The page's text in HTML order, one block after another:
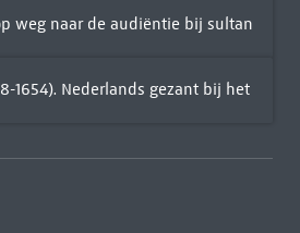
weg naar de audiëntie bij sultan
1654). Nederlands gezant bij het